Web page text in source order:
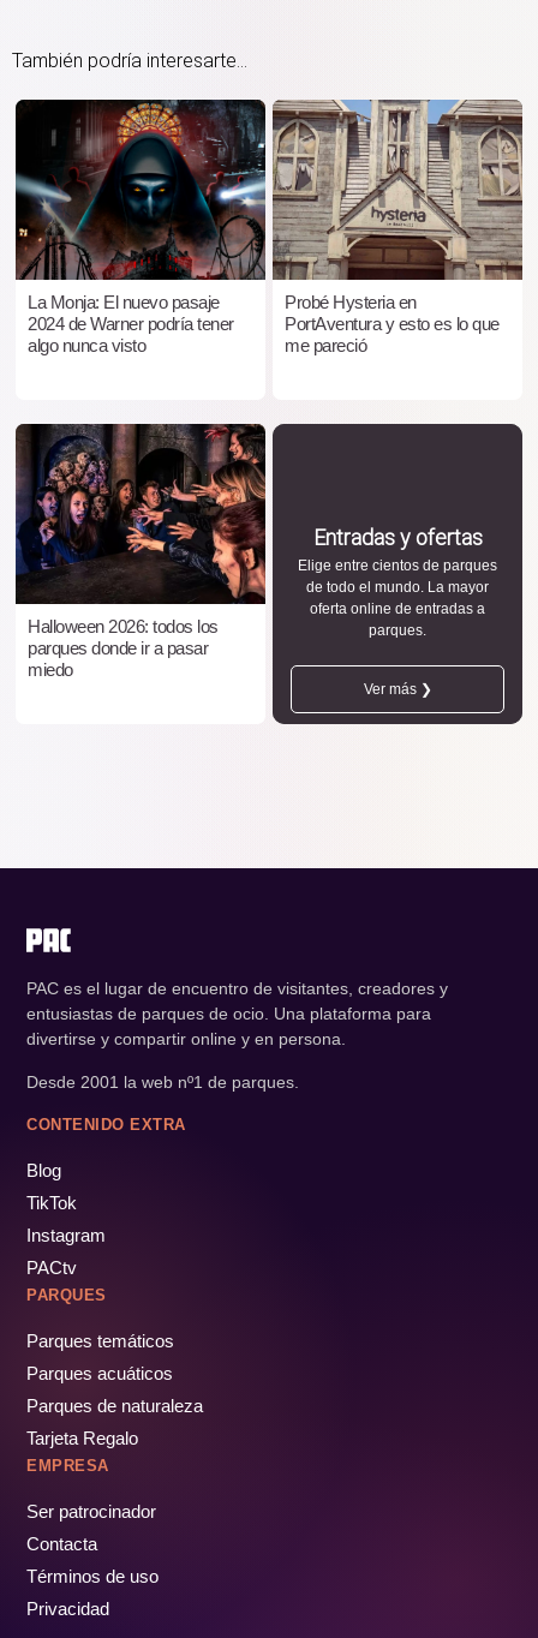
También podría interesarte...
La Monja: El nuevo pasaje
2024 de Warner podría tener
algo nunca visto
Probé Hysteria en
PortAventura y esto es lo que
me pareció
Halloween 2026: todos los
parques donde ir a pasar
miedo
Entradas y ofertas
Elige entre cientos de parques
de todo el mundo. La mayor
oferta online de entradas a
parques.
Ver más ❯
PAC es el lugar de encuentro de visitantes, creadores y
entusiastas de parques de ocio. Una plataforma para
divertirse y compartir online y en persona.
Desde 2001 la web nº1 de parques.
CONTENIDO EXTRA
Blog
TikTok
Instagram
PACtv
PARQUES
Parques temáticos
Parques acuáticos
Parques de naturaleza
Tarjeta Regalo
EMPRESA
Ser patrocinador
Contacta
Términos de uso
Privacidad